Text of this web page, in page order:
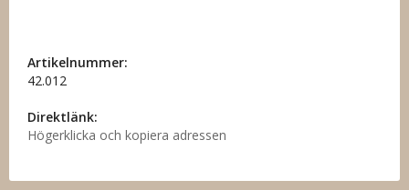
Artikelnummer:
42.012
Direktlänk:
Högerklicka och kopiera adressen